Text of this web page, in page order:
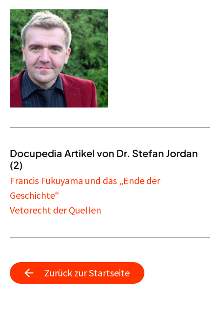
Docupedia Artikel von Dr. Stefan Jordan
(2)
Francis Fukuyama und das „Ende der
Geschichte“
Vetorecht der Quellen
Zurück zur Startseite